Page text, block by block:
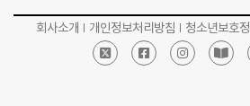
회사소개 개인정보처리방침 청소년보호